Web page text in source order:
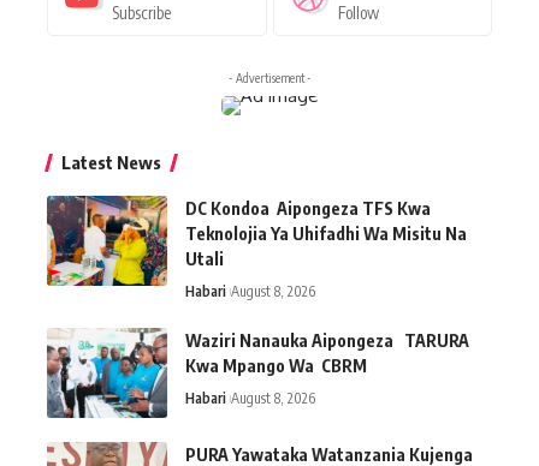
Subscribe Follow
- Advertisement -
Latest News
DC Kondoa Aipongeza TFS Kwa
Teknolojia Ya Uhifadhi Wa Misitu Na
Utali
Habari August 8, 2026
Waziri Nanauka Aipongeza TARURA
Kwa Mpango Wa CBRM ‎
Habari August 8, 2026
PURA Yawataka Watanzania Kujenga